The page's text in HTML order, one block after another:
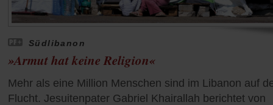
Südlibanon
»Armut hat keine Religion«
Mehr als eine Million Menschen sind im Libanon auf
Flucht. Jesuitenpater Gabriel Khairallah berichtet von